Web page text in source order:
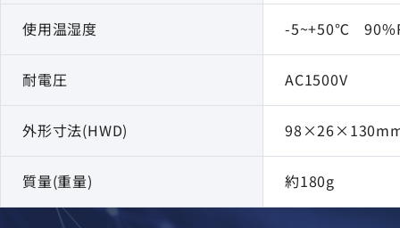
使用温湿度 -5~+50℃
耐電圧 AC1500V
外形寸法(HWD)
質量(重量) 約180g